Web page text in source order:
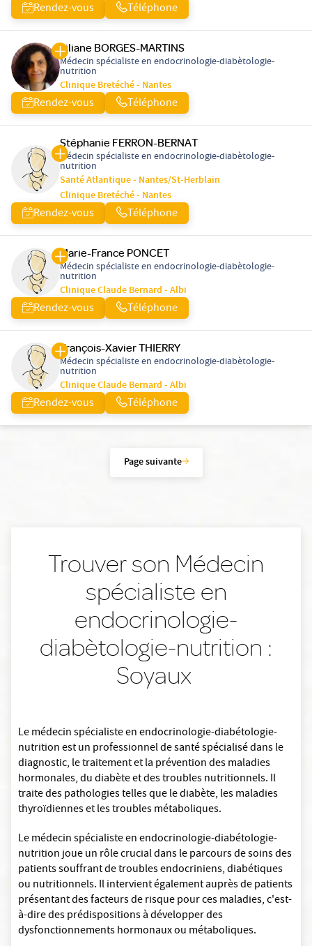
Rendez-vous Téléphone
Liliane BORGES-MARTINS
Médecin spécialiste en endocrinologie-diabètologie-
nutrition
Clinique Bretéché - Nantes
Rendez-vous Téléphone
Stéphanie FERRON-BERNAT
Médecin spécialiste en endocrinologie-diabètologie-
nutrition
Santé Atlantique - Nantes/St-Herblain
Clinique Bretéché - Nantes
Rendez-vous Téléphone
Marie-France PONCET
Médecin spécialiste en endocrinologie-diabètologie-
nutrition
Clinique Claude Bernard - Albi
Rendez-vous Téléphone
François-Xavier THIERRY
Médecin spécialiste en endocrinologie-diabètologie-
nutrition
Clinique Claude Bernard - Albi
Rendez-vous Téléphone
Page suivante
Trouver son Médecin
spécialiste en
endocrinologie-
diabètologie-nutrition :
Soyaux
Le médecin spécialiste en endocrinologie-diabétologie-
nutrition est un professionnel de santé spécialisé dans le
diagnostic, le traitement et la prévention des maladies
hormonales, du diabète et des troubles nutritionnels. Il
traite des pathologies telles que le diabète, les maladies
thyroïdiennes et les troubles métaboliques.
Le médecin spécialiste en endocrinologie-diabétologie-
nutrition joue un rôle crucial dans le parcours de soins des
patients souffrant de troubles endocriniens, diabétiques
ou nutritionnels. Il intervient également auprès de patients
présentant des facteurs de risque pour ces maladies, c'est-
à-dire des prédispositions à développer des
dysfonctionnements hormonaux ou métaboliques.